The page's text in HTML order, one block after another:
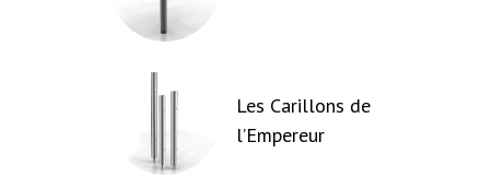
Les Carillons de
l’Empereur